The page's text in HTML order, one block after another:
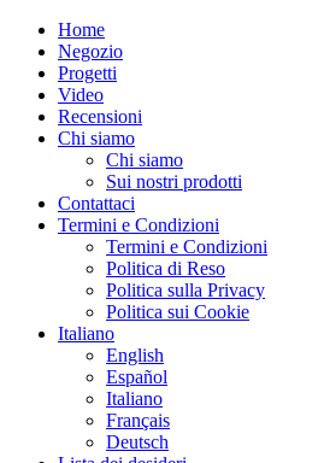
Home
Negozio
Progetti
Video
Recensioni
Chi siamo
Chi siamo
Sui nostri prodotti
Contattaci
Termini e Condizioni
Termini e Condizioni
Politica di Reso
Politica sulla Privacy
Politica sui Cookie
Italiano
English
Español
Italiano
Français
Deutsch